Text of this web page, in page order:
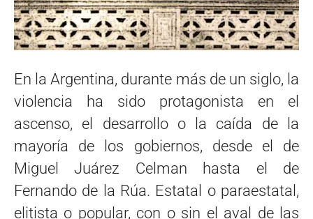
En la Argentina, durante más de un siglo, la
violencia ha sido protagonista en el
ascenso, el desarrollo o la caída de la
mayoría de los gobiernos, desde el de
Miguel Juárez Celman hasta el de
Fernando de la Rúa. Estatal o paraestatal,
elitista o popular, con o sin el aval de las